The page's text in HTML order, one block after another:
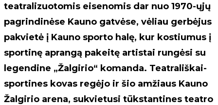
teatralizuotomis eisenomis dar nuo 1970-ųjų
pagrindinėse Kauno gatvėse, vėliau gerbėjus
pakvietė į Kauno sporto halę, kur kostiumus į
sportinę aprangą pakeitę artistai rungėsi su
legendine „Žalgirio“ komanda. Teatrališkai-
sportines kovas regėjo ir šio amžiaus Kauno
Žalgirio arena, sukvietusi tūkstantines teatro